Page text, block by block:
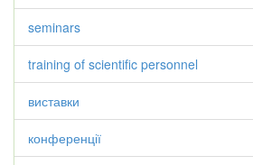
seminars
training of scientific personnel
виставки
конференції